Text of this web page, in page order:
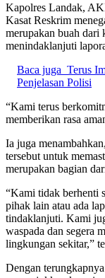
Kapolres Landak,
Kasat Reskrim
merupakan buah dari
menindaklanjuti
Baca juga Terus
Penjelasan Polisi
“Kami terus
memberikan rasa
Ia juga
tersebut untuk
merupakan bagian
“Kami tidak berhenti
pihak lain atau ada
tindaklanjuti. Kami
waspada dan segera
lingkungan sekitar,”
Dengan